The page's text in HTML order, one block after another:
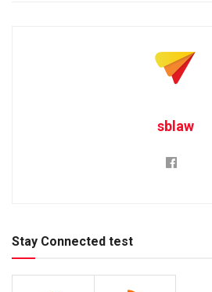
sblaw
Stay Connected test